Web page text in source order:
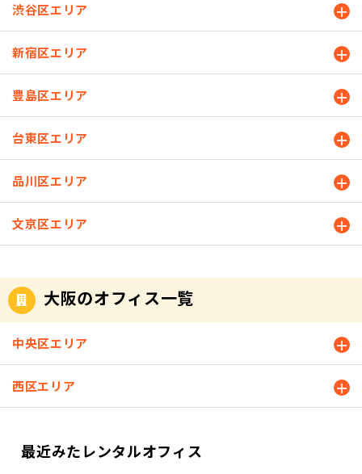
渋谷区エリア
新宿区エリア
豊島区エリア
台東区エリア
品川区エリア
文京区エリア
大阪のオフィス一覧
中央区エリア
西区エリア
最近みたレンタルオフィス